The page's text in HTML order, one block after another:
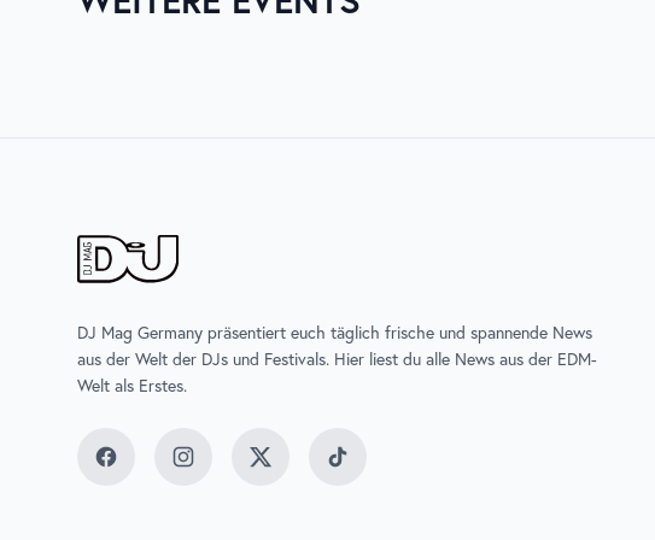
DJ Mag Germany präsentiert euch täglich frische und spannende News
aus der Welt der DJs und Festivals. Hier liest du alle News aus der EDM-
Welt als Erstes.
FacebookInstagramTwitter TikTok